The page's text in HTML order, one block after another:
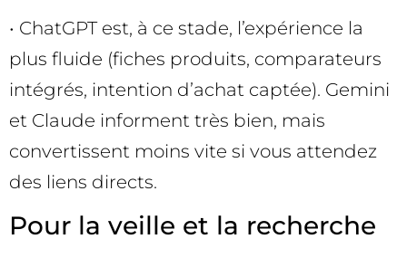
• ChatGPT est, à ce stade, l’expérience la
plus fluide (fiches produits, comparateurs
intégrés, intention d’achat captée). Gemini
et Claude informent très bien, mais
convertissent moins vite si vous attendez
des liens directs.
Pour la veille et la recherche